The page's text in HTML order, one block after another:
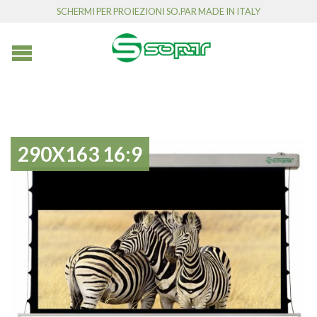
SCHERMI PER PROIEZIONI SO.PAR MADE IN ITALY
290X163 16:9